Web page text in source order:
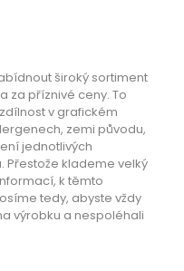
široký sortiment
za příznivé ceny. To
v grafickém
zemi původu,
jednotlivých
Přestože klademe velký
k těmto
tedy, abyste vždy
výrobku a nespoléhali